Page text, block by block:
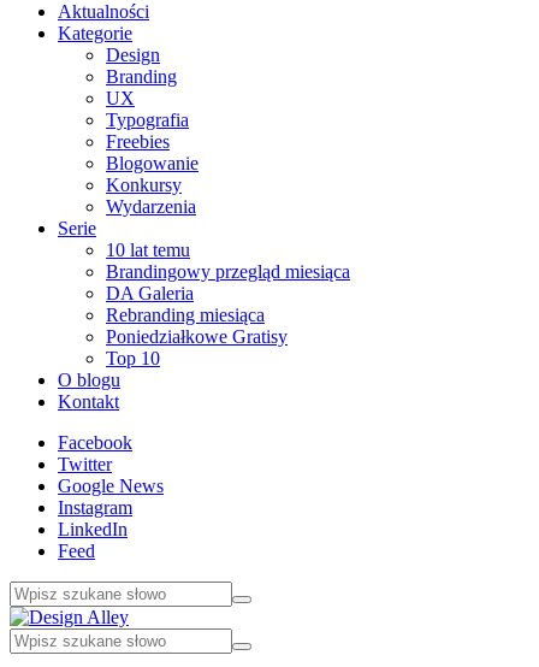
Aktualności
Kategorie
Design
Branding
UX
Typografia
Freebies
Blogowanie
Konkursy
Wydarzenia
Serie
10 lat temu
Brandingowy przegląd miesiąca
DA Galeria
Rebranding miesiąca
Poniedziałkowe Gratisy
Top 10
O blogu
Kontakt
Facebook
Twitter
Google News
Instagram
LinkedIn
Feed